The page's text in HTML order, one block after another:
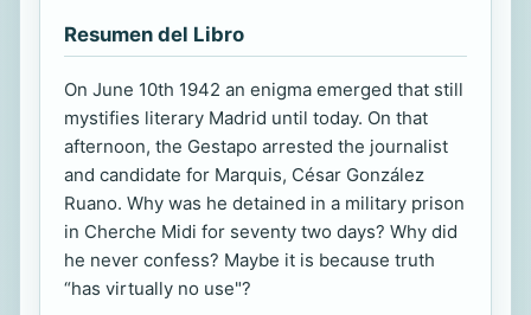
Resumen del Libro
On June 10th 1942 an enigma emerged that still
mystifies literary Madrid until today. On that
afternoon, the Gestapo arrested the journalist
and candidate for Marquis, César González
Ruano. Why was he detained in a military prison
in Cherche Midi for seventy two days? Why did
he never confess? Maybe it is because truth
“has virtually no use"?